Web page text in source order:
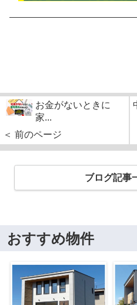
お金がないときに
家...
＜ 前のページ
ブログ記事
おすすめ物件